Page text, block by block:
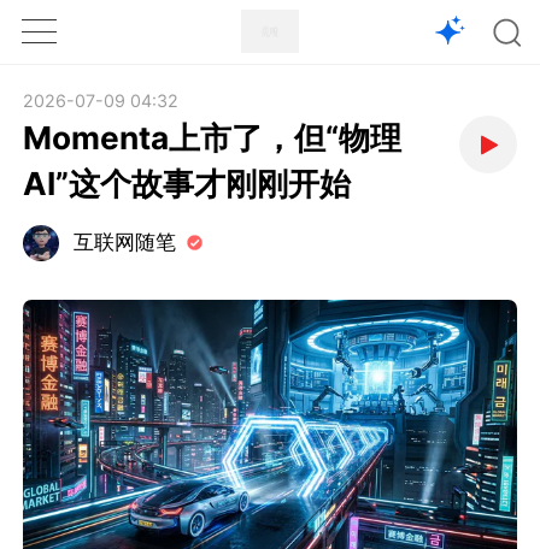
1X
2026-07-09 04:32
Momenta上市了，但“物理
AI”这个故事才刚刚开始
互联网随笔